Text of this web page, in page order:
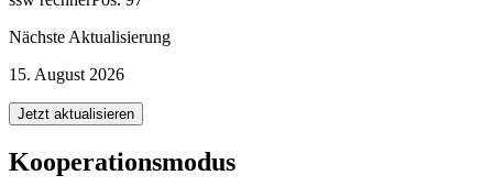
Nächste Aktualisierung
15. August 2026
Jetzt aktualisieren
Kooperationsmodus